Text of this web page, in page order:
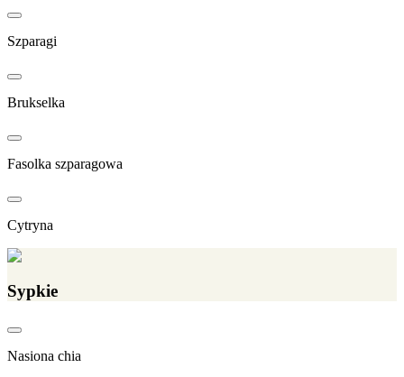
Szparagi
Brukselka
Fasolka szparagowa
Cytryna
Sypkie
Nasiona chia